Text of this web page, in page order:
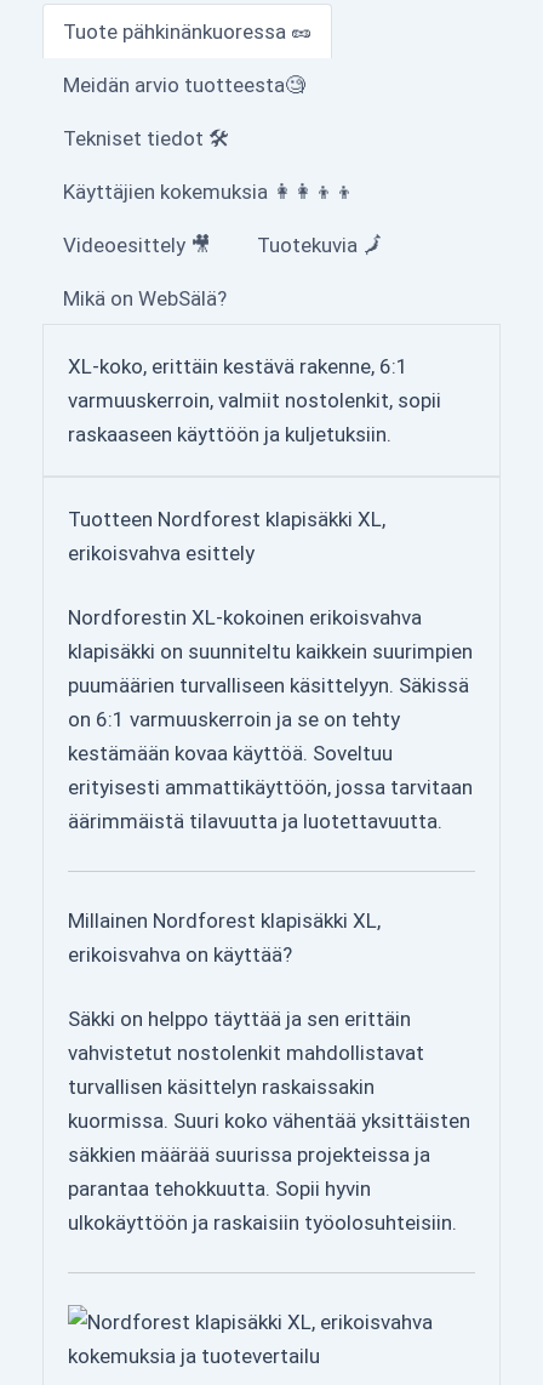
Tuote pähkinänkuoressa 🥜
Meidän arvio tuotteesta🧐
Tekniset tiedot 🛠
Käyttäjien kokemuksia 👩‍👩‍👦‍👦
Videoesittely 🎥 Tuotekuvia 🗾
Mikä on WebSälä?
XL-koko, erittäin kestävä rakenne, 6:1
varmuuskerroin, valmiit nostolenkit, sopii
raskaaseen käyttöön ja kuljetuksiin.
Tuotteen Nordforest klapisäkki XL,
erikoisvahva esittely
Nordforestin XL-kokoinen erikoisvahva
klapisäkki on suunniteltu kaikkein suurimpien
puumäärien turvalliseen käsittelyyn. Säkissä
on 6:1 varmuuskerroin ja se on tehty
kestämään kovaa käyttöä. Soveltuu
erityisesti ammattikäyttöön, jossa tarvitaan
äärimmäistä tilavuutta ja luotettavuutta.
Millainen Nordforest klapisäkki XL,
erikoisvahva on käyttää?
Säkki on helppo täyttää ja sen erittäin
vahvistetut nostolenkit mahdollistavat
turvallisen käsittelyn raskaissakin
kuormissa. Suuri koko vähentää yksittäisten
säkkien määrää suurissa projekteissa ja
parantaa tehokkuutta. Sopii hyvin
ulkokäyttöön ja raskaisiin työolosuhteisiin.